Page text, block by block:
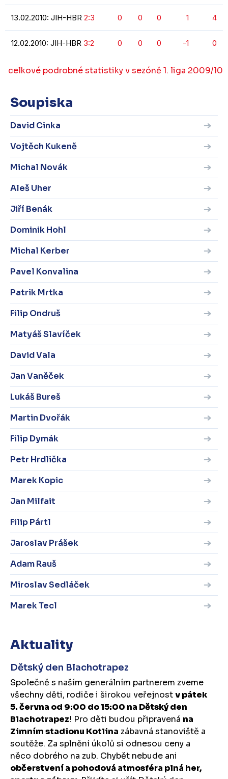
13.02.2010: JIH-HBR 2:3 0 0 0 1 4
12.02.2010: JIH-HBR 3:2 0 0 0 -1 0
celkové podrobné statistiky v sezóně 1. liga 2009/10
Soupiska
David Cinka
Vojtěch Kukeně
Michal Novák
Aleš Uher
Jiří Benák
Dominik Hohl
Michal Kerber
Pavel Konvalina
Patrik Mrtka
Filip Ondruš
Matyáš Slavíček
David Vala
Jan Vaněček
Lukáš Bureš
Martin Dvořák
Filip Dymák
Petr Hrdlička
Marek Kopic
Jan Milfait
Filip Pártl
Jaroslav Prášek
Adam Rauš
Miroslav Sedláček
Marek Tecl
Aktuality
Dětský den Blachotrapez
Společně s naším generálním partnerem zveme
všechny děti, rodiče i širokou veřejnostv pátek
5. června od 9:00 do 15:00 na Dětský den
Blachotrapez! Pro děti budou připravená na
Zimním stadionu Kotlina zábavná stanoviště a
soutěže. Za splnění úkolů si odnesou ceny a
něco dobrého na zub. Chybět nebude ani
občerstvení a pohodová atmosféra plná her,